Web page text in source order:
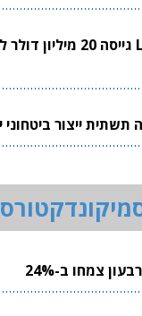
צמחו ב-24%